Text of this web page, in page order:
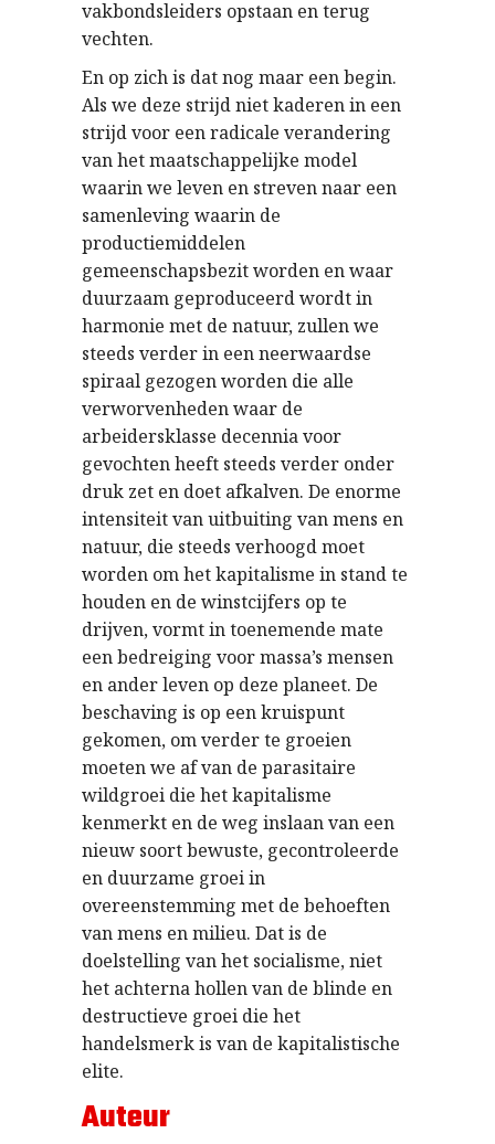
vakbondsleiders opstaan en terug
vechten.
En op zich is dat nog maar een begin.
Als we deze strijd niet kaderen in een
strijd voor een radicale verandering
van het maatschappelijke model
waarin we leven en streven naar een
samenleving waarin de
productiemiddelen
gemeenschapsbezit worden en waar
duurzaam geproduceerd wordt in
harmonie met de natuur, zullen we
steeds verder in een neerwaardse
spiraal gezogen worden die alle
verworvenheden waar de
arbeidersklasse decennia voor
gevochten heeft steeds verder onder
druk zet en doet afkalven. De enorme
intensiteit van uitbuiting van mens en
natuur, die steeds verhoogd moet
worden om het kapitalisme in stand te
houden en de winstcijfers op te
drijven, vormt in toenemende mate
een bedreiging voor massa’s mensen
en ander leven op deze planeet. De
beschaving is op een kruispunt
gekomen, om verder te groeien
moeten we af van de parasitaire
wildgroei die het kapitalisme
kenmerkt en de weg inslaan van een
nieuw soort bewuste, gecontroleerde
en duurzame groei in
overeenstemming met de behoeften
van mens en milieu. Dat is de
doelstelling van het socialisme, niet
het achterna hollen van de blinde en
destructieve groei die het
handelsmerk is van de kapitalistische
elite.
Auteur